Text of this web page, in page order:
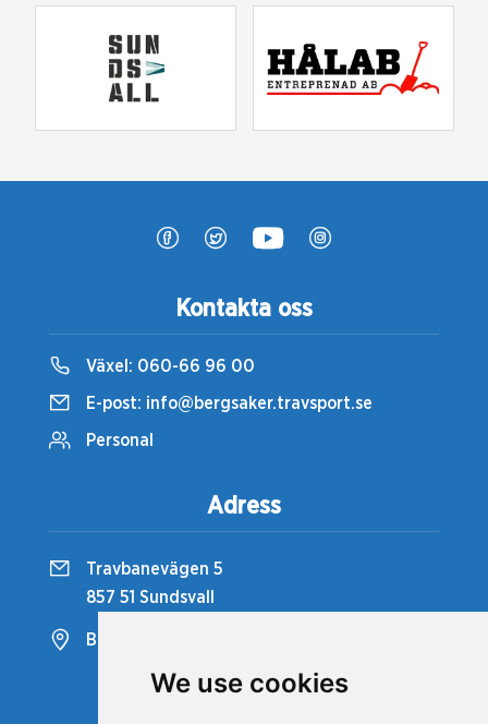
We use cookies
Kontakta oss
Växel: 060-66 96 00
E-post: info@bergsaker.travsport.se
Personal
Adress
Travbanevägen 5
857 51 Sundsvall
Bergsåkers Travbana